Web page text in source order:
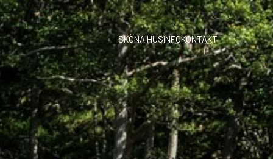
SKÖNA HUSINFOKONTAKT